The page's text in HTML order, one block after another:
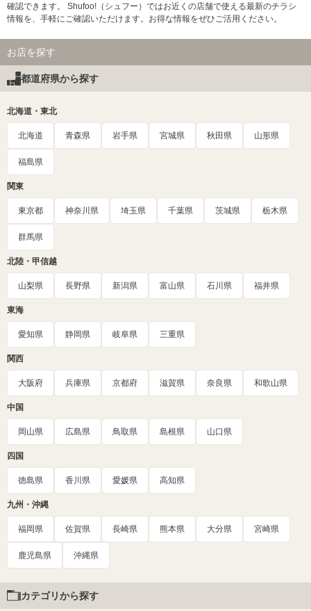
確認できます。 Shufoo!（シュフー）ではお近くの店舗で使える最新のチラシ
情報を、手軽にご確認いただけます。お得な情報をぜひご活用ください。
お店を探す
都道府県から探す
北海道・東北
北海道 青森県 岩手県 宮城県 秋田県 山形県
福島県
関東
東京都 神奈川県 埼玉県 千葉県 茨城県 栃木県
群馬県
北陸・甲信越
山梨県 長野県 新潟県 富山県 石川県 福井県
東海
愛知県 静岡県 岐阜県 三重県
関西
大阪府 兵庫県 京都府 滋賀県 奈良県 和歌山県
中国
岡山県 広島県 鳥取県 島根県 山口県
四国
徳島県 香川県 愛媛県 高知県
九州・沖縄
福岡県 佐賀県 長崎県 熊本県 大分県 宮崎県
鹿児島県 沖縄県
カテゴリから探す